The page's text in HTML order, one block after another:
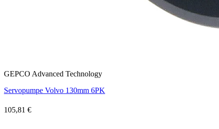
GEPCO Advanced Technology
Servopumpe Volvo 130mm 6PK
105,81 €